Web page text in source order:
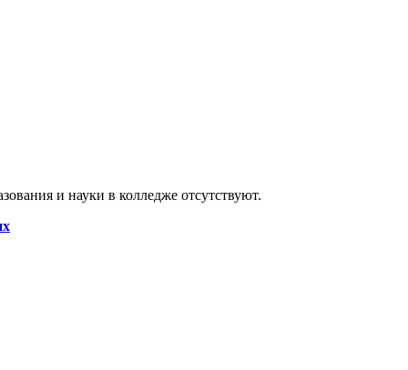
и науки в колледже отсутствуют.